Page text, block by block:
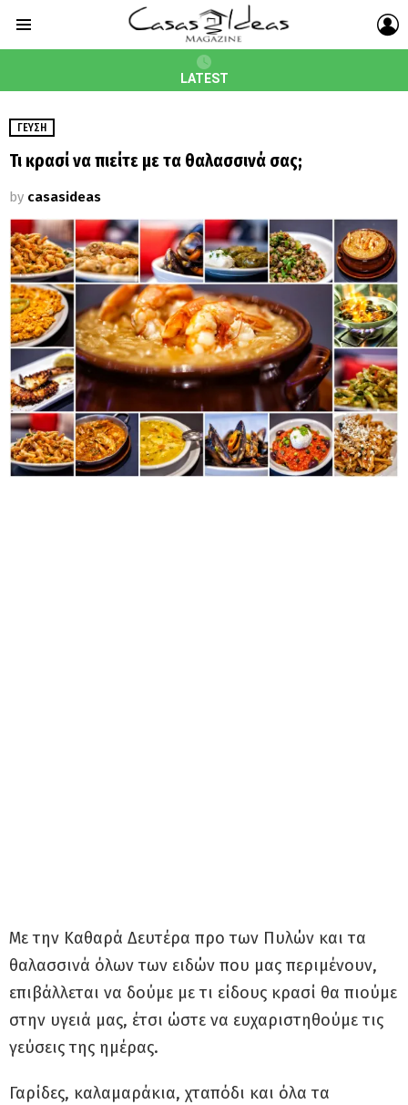
LATEST
ΓΕΎΣΗ
Τι κρασί να πιείτε με τα θαλασσινά σας;
by casasideas
Με την Καθαρά Δευτέρα προ των Πυλών και τα
θαλασσινά όλων των ειδών που μας περιμένουν,
επιβάλλεται να δούμε με τι είδους κρασί θα πιούμε
στην υγειά μας, έτσι ώστε να ευχαριστηθούμε τις
γεύσεις της ημέρας.
Γαρίδες, καλαμαράκια, χταπόδι και όλα τα